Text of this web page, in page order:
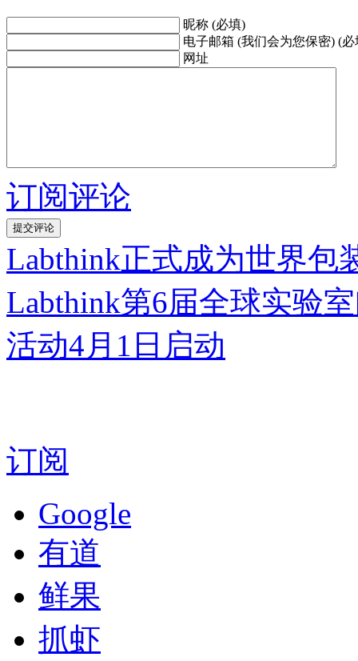
昵称 (必填)
电子邮箱 (我们会为您保密) (必
网址
订阅评论
Labthink正式成为世界包
Labthink第6届全球实验
活动4月1日启动
订阅
Google
有道
鲜果
抓虾